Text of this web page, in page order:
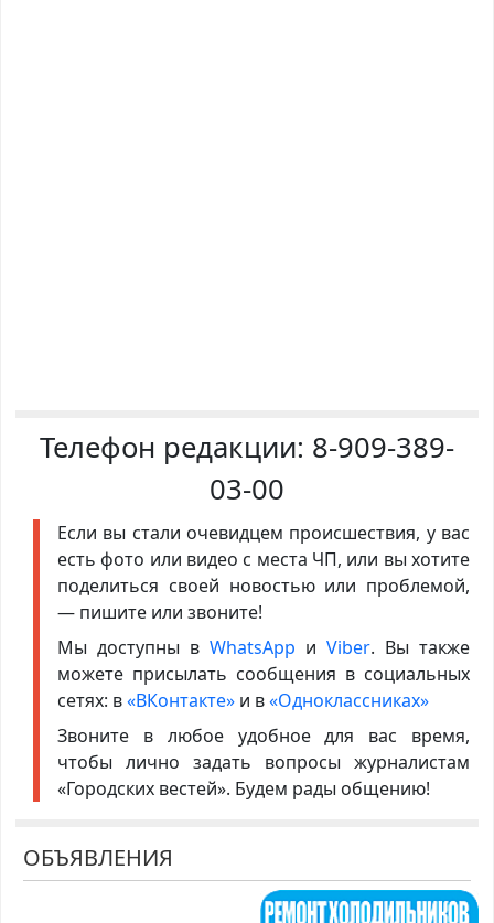
Телефон редакции: 8-909-389-
03-00
Если вы стали очевидцем происшествия, у вас
есть фото или видео с места ЧП, или вы хотите
поделиться своей новостью или проблемой,
— пишите или звоните!
Мы доступны в WhatsApp иViber. Вы также
можете присылать сообщения в социальных
сетях: в«ВКонтакте»и в«Одноклассниках»
Звоните в любое удобное для вас время,
чтобы лично задать вопросы журналистам
«Городских вестей». Будем рады общению!
ОБЪЯВЛЕНИЯ